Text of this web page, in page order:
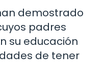
demostrado
padres
su educación
de tener